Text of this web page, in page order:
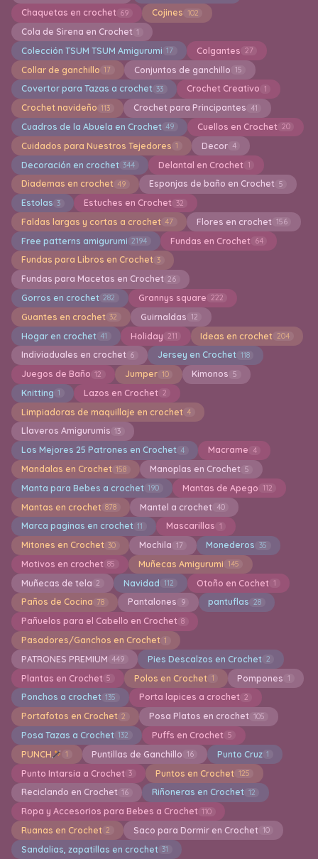
Chaquetas en crochet 69 Cojines 102
Cola de Sirena en Crochet 1
Colección TSUM TSUM Amigurumi 17 Colgantes 27
Collar de ganchillo 17 Conjuntos de ganchillo 15
Covertor para Tazas a crochet 33 Crochet Creativo 1
Crochet navideño 113 Crochet para Principantes 41
Cuadros de la Abuela en Crochet 49 Cuellos en Crochet 20
Cuidados para Nuestros Tejedores 1 Decor 4
Decoración en crochet 344 Delantal en Crochet 1
Diademas en crochet 49 Esponjas de baño en Crochet 5
Estolas 3 Estuches en Crochet 32
Faldas largas y cortas a crochet 47 Flores en crochet 156
Free patterns amigurumi 2194 Fundas en Crochet 64
Fundas para Libros en Crochet 3
Fundas para Macetas en Crochet 26
Gorros en crochet 282 Grannys square 222
Guantes en crochet 32 Guirnaldas 12
Hogar en crochet 41 Holiday 211 Ideas en crochet 204
Indiviaduales en crochet 6 Jersey en Crochet 118
Juegos de Baño 12 Jumper 10 Kimonos 5
Knitting 1 Lazos en Crochet 2
Limpiadoras de maquillaje en crochet 4
Llaveros Amigurumis 13
Los Mejores 25 Patrones en Crochet 4 Macrame 4
Mandalas en Crochet 158 Manoplas en Crochet 5
Manta para Bebes a crochet 190 Mantas de Apego 112
Mantas en crochet 878 Mantel a crochet 40
Marca paginas en crochet 11 Mascarillas 1
Mitones en Crochet 30 Mochila 17 Monederos 35
Motivos en crochet 85 Muñecas Amigurumi 145
Muñecas de tela 2 Navidad 112 Otoño en Cochet 1
Paños de Cocina 78 Pantalones 9 pantuflas 28
Pañuelos para el Cabello en Crochet 8
Pasadores/Ganchos en Crochet 1
PATRONES PREMIUM 449 Pies Descalzos en Crochet 2
Plantas en Crochet 5 Polos en Crochet 1 Pompones 1
Ponchos a crochet 135 Porta lapices a crochet 2
Portafotos en Crochet 2 Posa Platos en crochet 105
Posa Tazas a Crochet 132 Puffs en Crochet 5
PUNCH 1 Puntillas de Ganchillo 16 Punto Cruz 1
Punto Intarsia a Crochet 3 Puntos en Crochet 125
Reciclando en Crochet 16 Riñoneras en Crochet 12
Ropa y Accesorios para Bebes a Crochet 110
Ruanas en Crochet 2 Saco para Dormir en Crochet 10
Sandalias, zapatillas en crochet 31